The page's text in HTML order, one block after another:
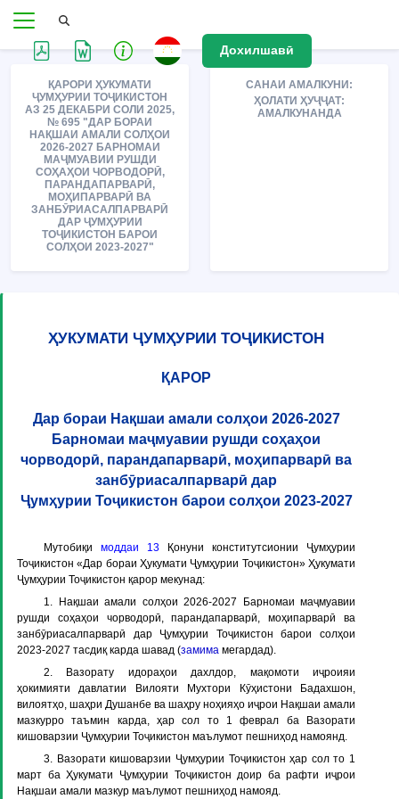
Дохилшавӣ
ҚАРОРИ ҲУКУМАТИ
ҶУМҲУРИИ ТОҶИКИСТОН
АЗ 25 ДЕКАБРИ СОЛИ 2025,
№ 695 "ДАР БОРАИ
НАҚШАИ АМАЛИ СОЛҲОИ
2026-2027 БАРНОМАИ
МАҶМУАВИИ РУШДИ
СОҲАҲОИ ЧОРВОДОРӢ,
ПАРАНДАПАРВАРӢ,
МОҲИПАРВАРӢ ВА
ЗАНБӮРИАСАЛПАРВАРӢ
ДАР ҶУМҲУРИИ
ТОҶИКИСТОН БАРОИ
СОЛҲОИ 2023-2027"
САНАИ АМАЛКУНИ:
ҲОЛАТИ ҲУҶҶАТ:
АМАЛКУНАНДА
ҲУКУМАТИ ҶУМҲУРИИ ТОҶИКИСТОН
ҚАРОР
Дар бораи Нақшаи амали солҳои 2026-2027
Барномаи маҷмуавии рушди соҳаҳои
чорводорӣ, парандапарварӣ, моҳипарварӣ ва
занбӯриасалпарварӣ дар
Ҷумҳурии Тоҷикистон барои солҳои 2023-2027
Мутобиқи моддаи 13 Қонуни конститутсионии Ҷумҳурии
Тоҷикистон «Дар бораи Ҳукумати Ҷумҳурии Тоҷикистон» Ҳукумати
Ҷумҳурии Тоҷикистон қарор мекунад:
1. Нақшаи амали солҳои 2026-2027 Барномаи маҷмуавии
рушди соҳаҳои чорводорӣ, парандапарварӣ, моҳипарварӣ ва
занбӯриасалпарварӣ дар Ҷумҳурии Тоҷикистон барои солҳои
2023-2027 тасдиқ карда шавад (замима мегардад).
2. Вазорату идораҳои дахлдор, мақомоти иҷроияи
ҳокимияти давлатии Вилояти Мухтори Кӯҳистони Бадахшон,
вилоятҳо, шаҳри Душанбе ва шаҳру ноҳияҳо иҷрои Нақшаи амали
мазкурро таъмин карда, ҳар сол то 1 феврал ба Вазорати
кишоварзии Ҷумҳурии Тоҷикистон маълумот пешниҳод намоянд.
3. Вазорати кишоварзии Ҷумҳурии Тоҷикистон ҳар сол то 1
март ба Ҳукумати Ҷумҳурии Тоҷикистон доир ба рафти иҷрои
Нақшаи амали мазкур маълумот пешниҳод намояд.